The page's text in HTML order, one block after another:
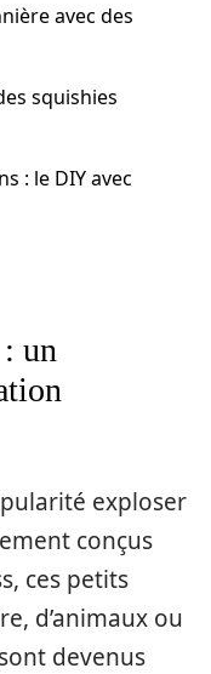
avec des
squishies
: le DIY avec
un
exploser
conçus
ces petits
d’animaux ou
devenus